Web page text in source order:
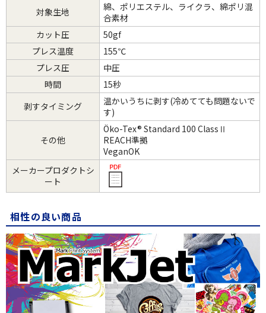
対象生地
綿、ポリエステル、ライクラ、綿ポリ混
合素材
カット圧
50gf
プレス温度
155℃
プレス圧
中圧
時間
15秒
剥すタイミング
温かいうちに剥す(冷めてても問題ないで
す)
その他
Öko-Tex® Standard 100 ClassⅡ
REACH準拠
VeganOK
メーカープロダクトシ
ート
相性の良い商品